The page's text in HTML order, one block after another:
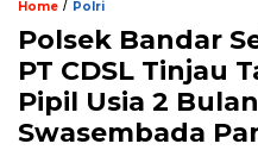
Home / Polri
Polsek Bandar
PT CDSL Tinjau
Pipil Usia 2
Swasembada